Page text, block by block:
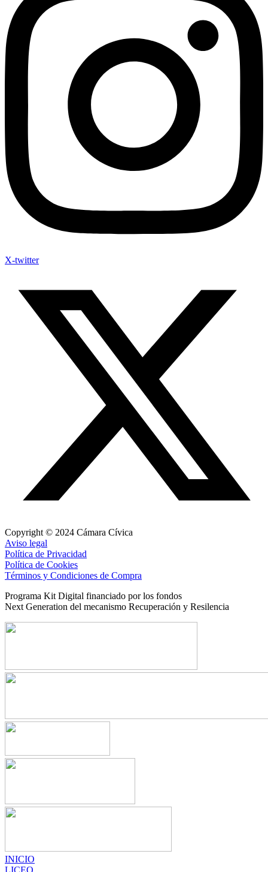
X-twitter
Copyright © 2024 Cámara Cívica
Aviso legal
Política de Privacidad
Política de Cookies
Términos y Condiciones de Compra
Programa Kit Digital financiado por los fondos
Next Generation del mecanismo Recuperación y Resilencia
INICIO